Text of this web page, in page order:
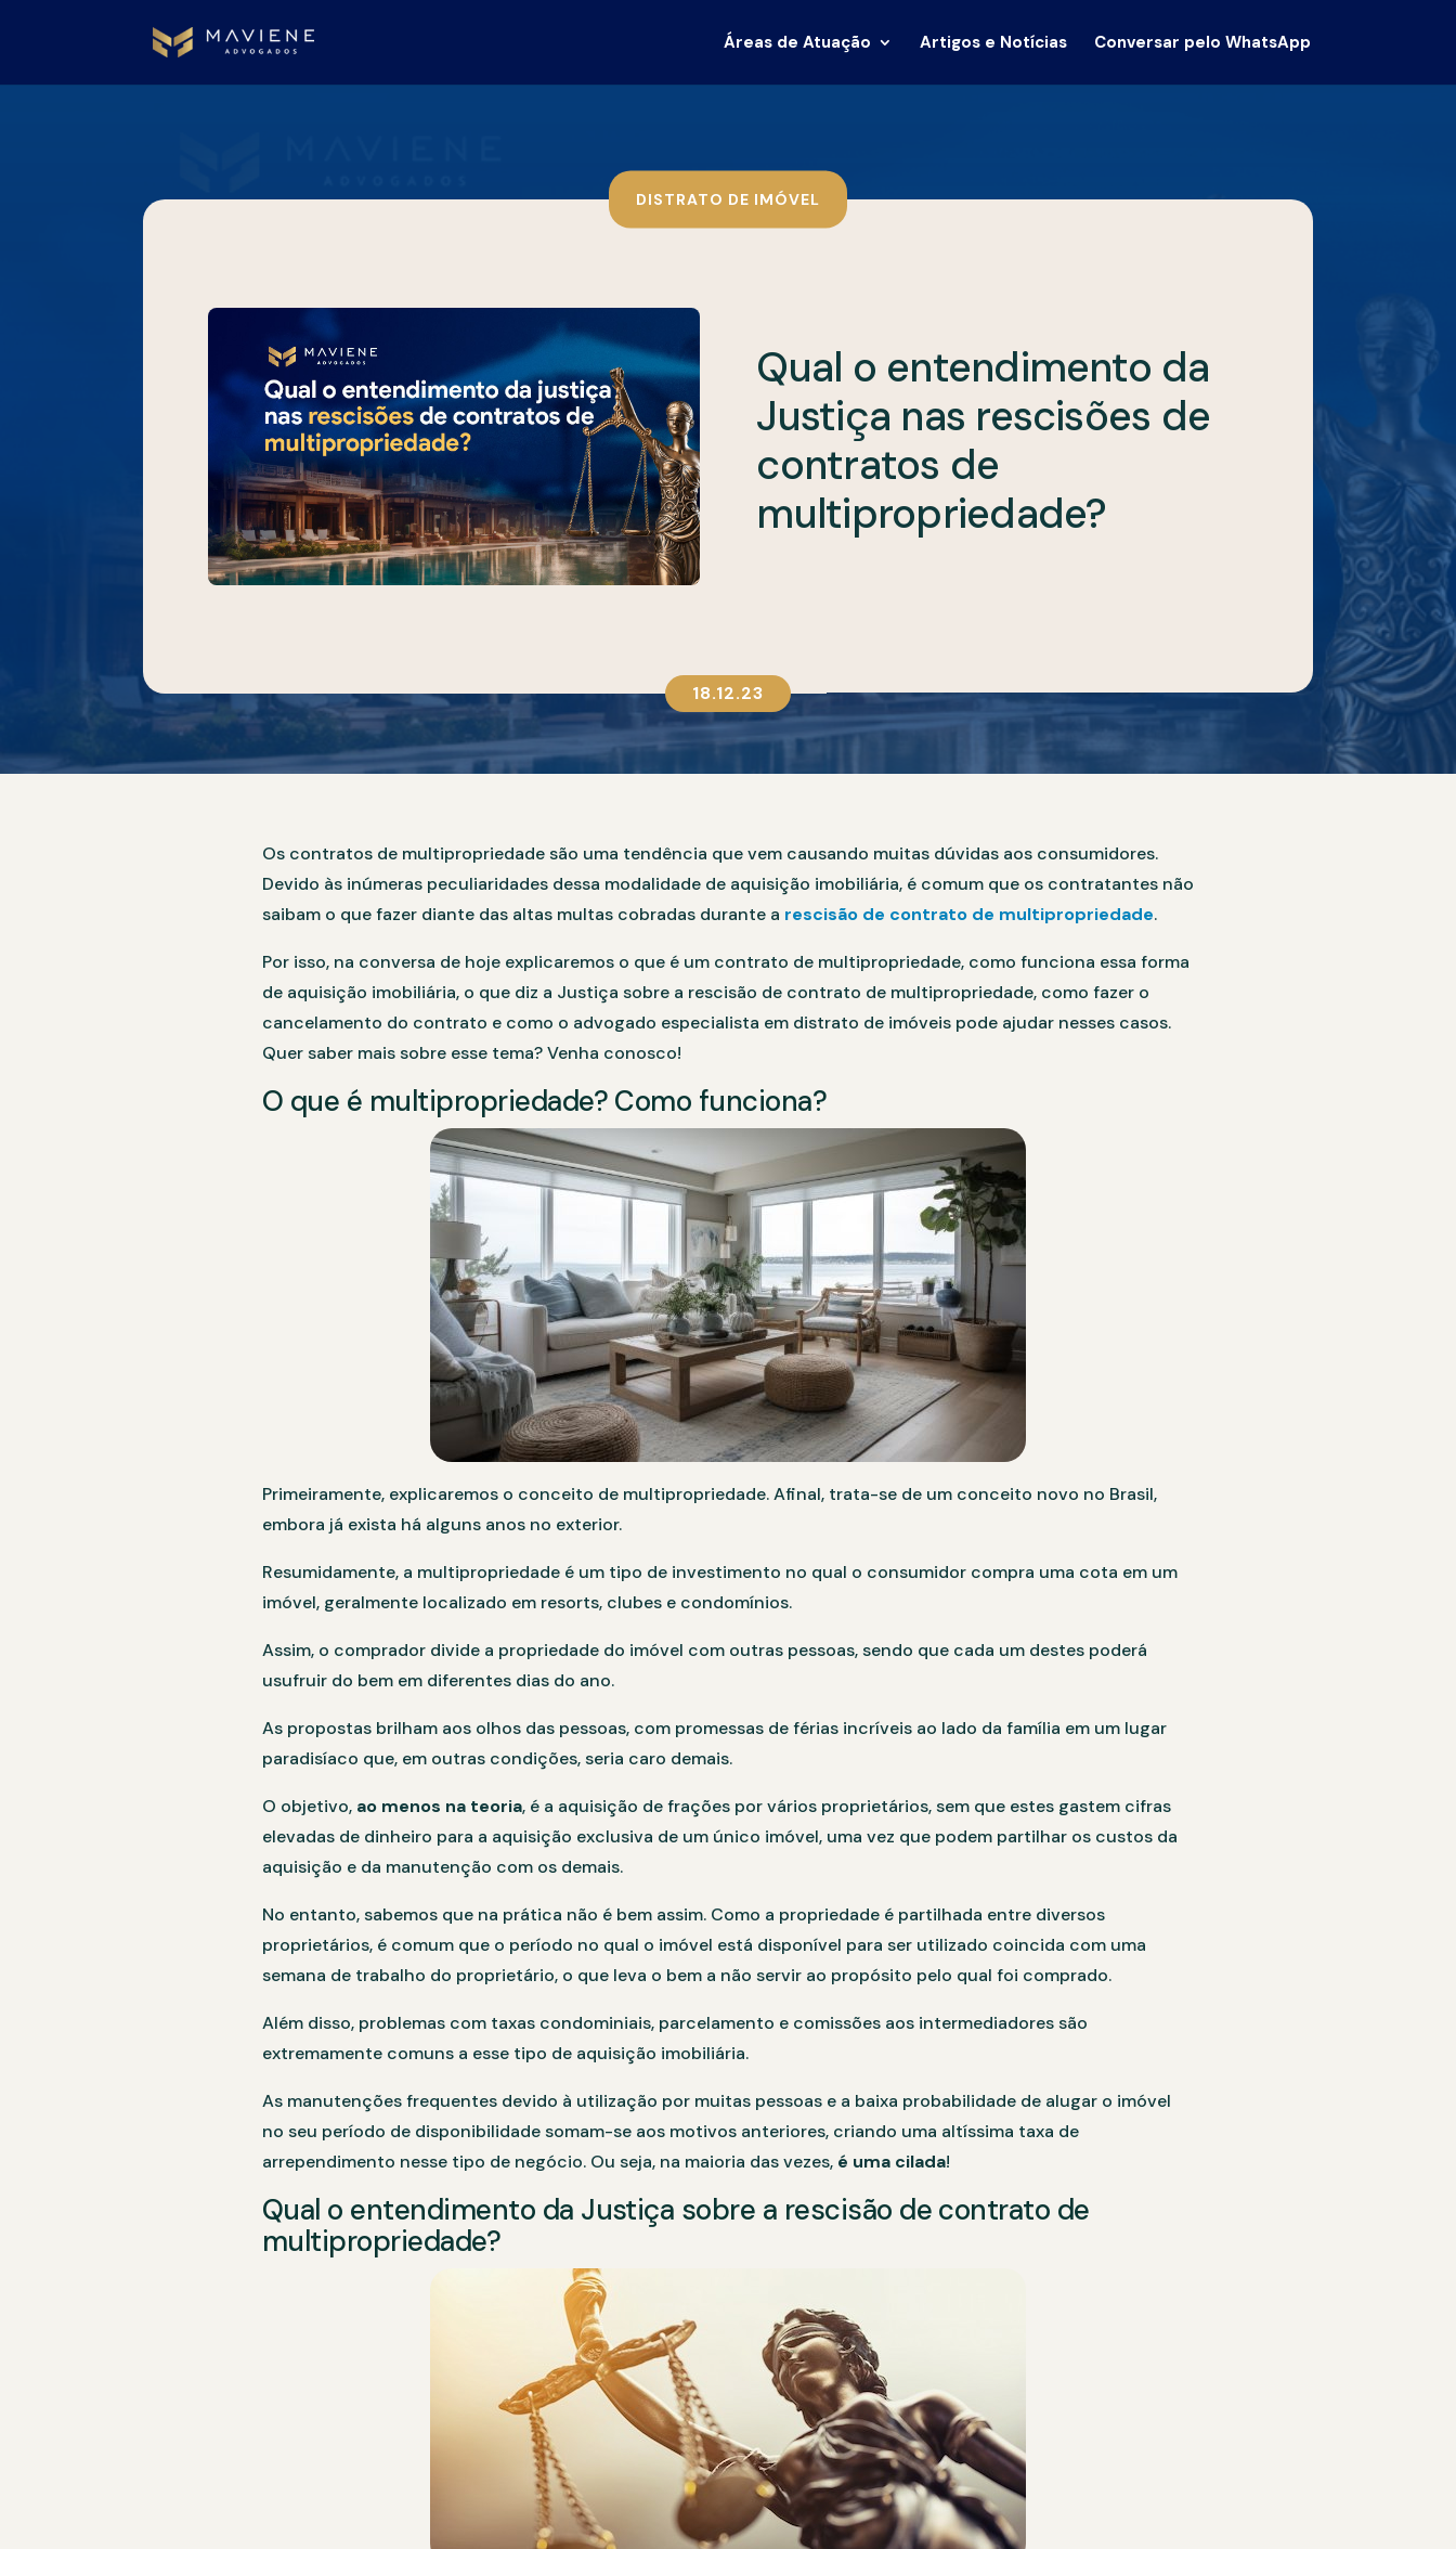
Áreas de Atuação Artigos e Notícias Conversar pelo WhatsApp
DISTRATO DE IMÓVEL
Qual o entendimento da
Justiça nas rescisões de
contratos de
multipropriedade?
18.12.23
Os contratos de multipropriedade são uma tendência que vem causando muitas dúvidas aos consumidores.
Devido às inúmeras peculiaridades dessa modalidade de aquisição imobiliária, é comum que os contratantes não
saibam o que fazer diante das altas multas cobradas durante a rescisão de contrato de multipropriedade.
Por isso, na conversa de hoje explicaremos o que é um contrato de multipropriedade, como funciona essa forma
de aquisição imobiliária, o que diz a Justiça sobre a rescisão de contrato de multipropriedade, como fazer o
cancelamento do contrato e como o advogado especialista em distrato de imóveis pode ajudar nesses casos.
Quer saber mais sobre esse tema? Venha conosco!
O que é multipropriedade? Como funciona?
Primeiramente, explicaremos o conceito de multipropriedade. Afinal, trata-se de um conceito novo no Brasil,
embora já exista há alguns anos no exterior.
Resumidamente, a multipropriedade é um tipo de investimento no qual o consumidor compra uma cota em um
imóvel, geralmente localizado em resorts, clubes e condomínios.
Assim, o comprador divide a propriedade do imóvel com outras pessoas, sendo que cada um destes poderá
usufruir do bem em diferentes dias do ano.
As propostas brilham aos olhos das pessoas, com promessas de férias incríveis ao lado da família em um lugar
paradisíaco que, em outras condições, seria caro demais.
O objetivo, ao menos na teoria, é a aquisição de frações por vários proprietários, sem que estes gastem cifras
elevadas de dinheiro para a aquisição exclusiva de um único imóvel, uma vez que podem partilhar os custos da
aquisição e da manutenção com os demais.
No entanto, sabemos que na prática não é bem assim. Como a propriedade é partilhada entre diversos
proprietários, é comum que o período no qual o imóvel está disponível para ser utilizado coincida com uma
semana de trabalho do proprietário, o que leva o bem a não servir ao propósito pelo qual foi comprado.
Além disso, problemas com taxas condominiais, parcelamento e comissões aos intermediadores são
extremamente comuns a esse tipo de aquisição imobiliária.
As manutenções frequentes devido à utilização por muitas pessoas e a baixa probabilidade de alugar o imóvel
no seu período de disponibilidade somam-se aos motivos anteriores, criando uma altíssima taxa de
arrependimento nesse tipo de negócio. Ou seja, na maioria das vezes, é uma cilada!
Qual o entendimento da Justiça sobre a rescisão de contrato de
multipropriedade?